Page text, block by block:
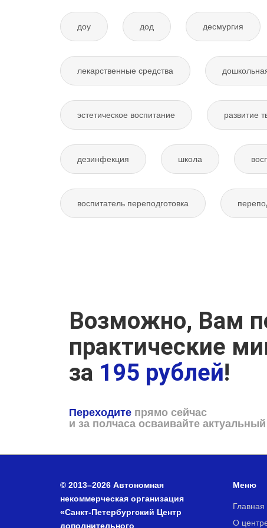
доу дод десмургия
лекарственные средства
эстетическое воспитание развитие
дезинфекция школа
воспитатель переподготовка
Возможно, Вам
практические
за 195 рублей!
Переходите прямо сейчас
и за полчаса осваивайте
© 2013–2026 Автономная
некоммерческая организация
«Санкт-Петербургский Центр
дополнительного
Меню
Главная
О